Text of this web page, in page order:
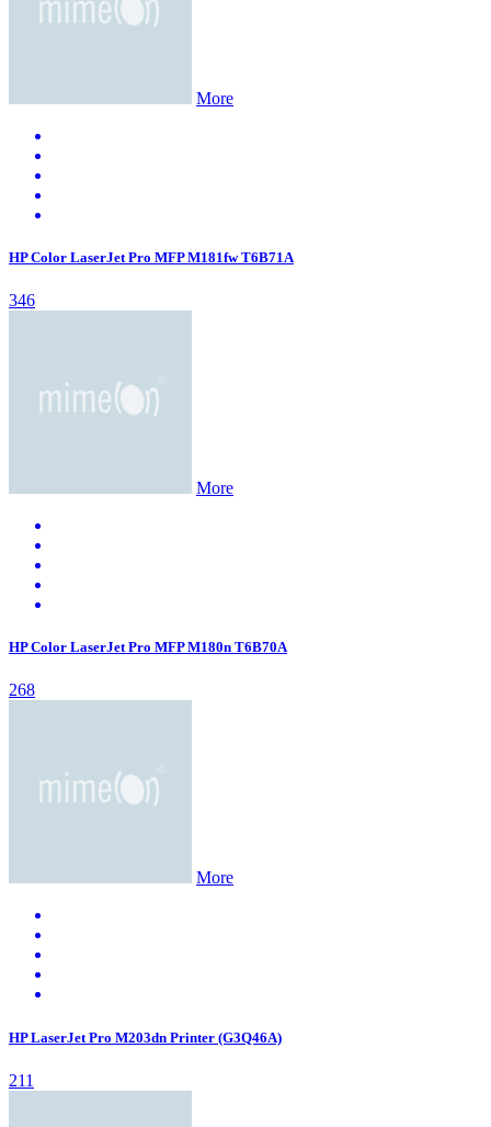
More
HP Color LaserJet Pro MFP M181fw T6B71A
346
More
HP Color LaserJet Pro MFP M180n T6B70A
268
More
HP LaserJet Pro M203dn Printer (G3Q46A)
211